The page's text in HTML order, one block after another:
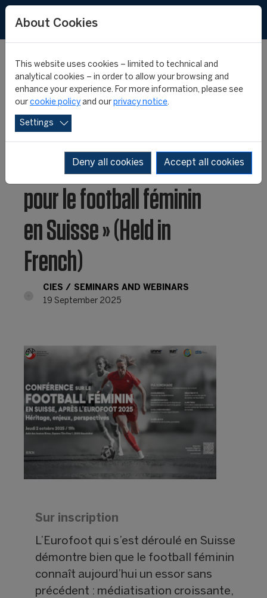
Conférence: « L’Eurofoot
2025 et après : enjeux,
perspectives et héritage
pour le football féminin
en Suisse » (Held in
French)
CIES
SEMINARS AND WEBINARS
19 September 2025
Sur inscription
L’Eurofoot qui s’est déroulé en Suisse
démontre bien que le football féminin
connaît aujourd’hui un essor sans
précédent : médiatisation croissante,
About Cookies
This website uses cookies – limited to technical and
analytical cookies – in order to allow your browsing and
enhance your experience. For more information, please see
our cookie policy and our privacy notice.
Settings
Deny all cookies Accept all cookies